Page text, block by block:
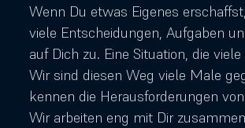
Wenn Du etwas Eigenes
viele Entscheidungen, Aufgaben
auf Dich zu. Eine Situation, die
Wir sind diesen Weg viele Male
kennen die Herausforderungen
Wir arbeiten eng mit Dir